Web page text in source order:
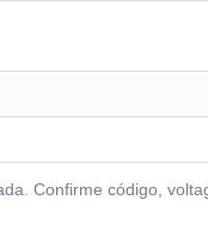
Confirme código,